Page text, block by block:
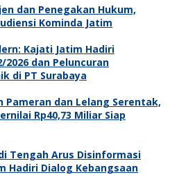
dan Penegakan Hukum,
Kominda Jatim
Kajati Jatim Hadiri
2026 dan Peluncuran
di PT Surabaya
Pameran dan Lelang Serentak,
Rp40,73 Miliar Siap
Tengah Arus Disinformasi
Hadiri Dialog Kebangsaan